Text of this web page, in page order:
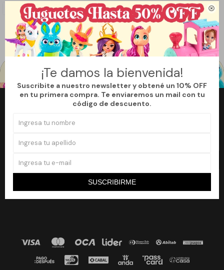

¡Te damos la bienvenida!
Suscribite a nuestro newsletter y obtené un 10% OFF
en tu primera compra. Te enviaremos un mail con tu
código de descuento.
SUSCRIBIRME
Tortugas Ninja
Quitar filtros
Te recomendamos quitar: Tortugas Ninja
¡Suscribite a nuestro newsletter y accedé a un 10% off en tu primera
 